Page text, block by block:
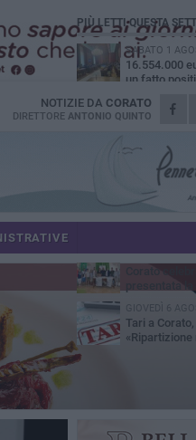
NOTIZIE DA CORATO
DIRETTORE ANTONIO QUINTO
PIÙ LETTI QUESTA
SABATO 1
16.554.000
un fatto
MERCOLEDÌ 5
Chiuso
SABATO 1
Centro
risponde
GIOVEDÌ 6
Gelato di
MERCOLEDÌ 5
Corato
presentata
GIOVEDÌ 6
Tari a
«Ripartizione
imprese»